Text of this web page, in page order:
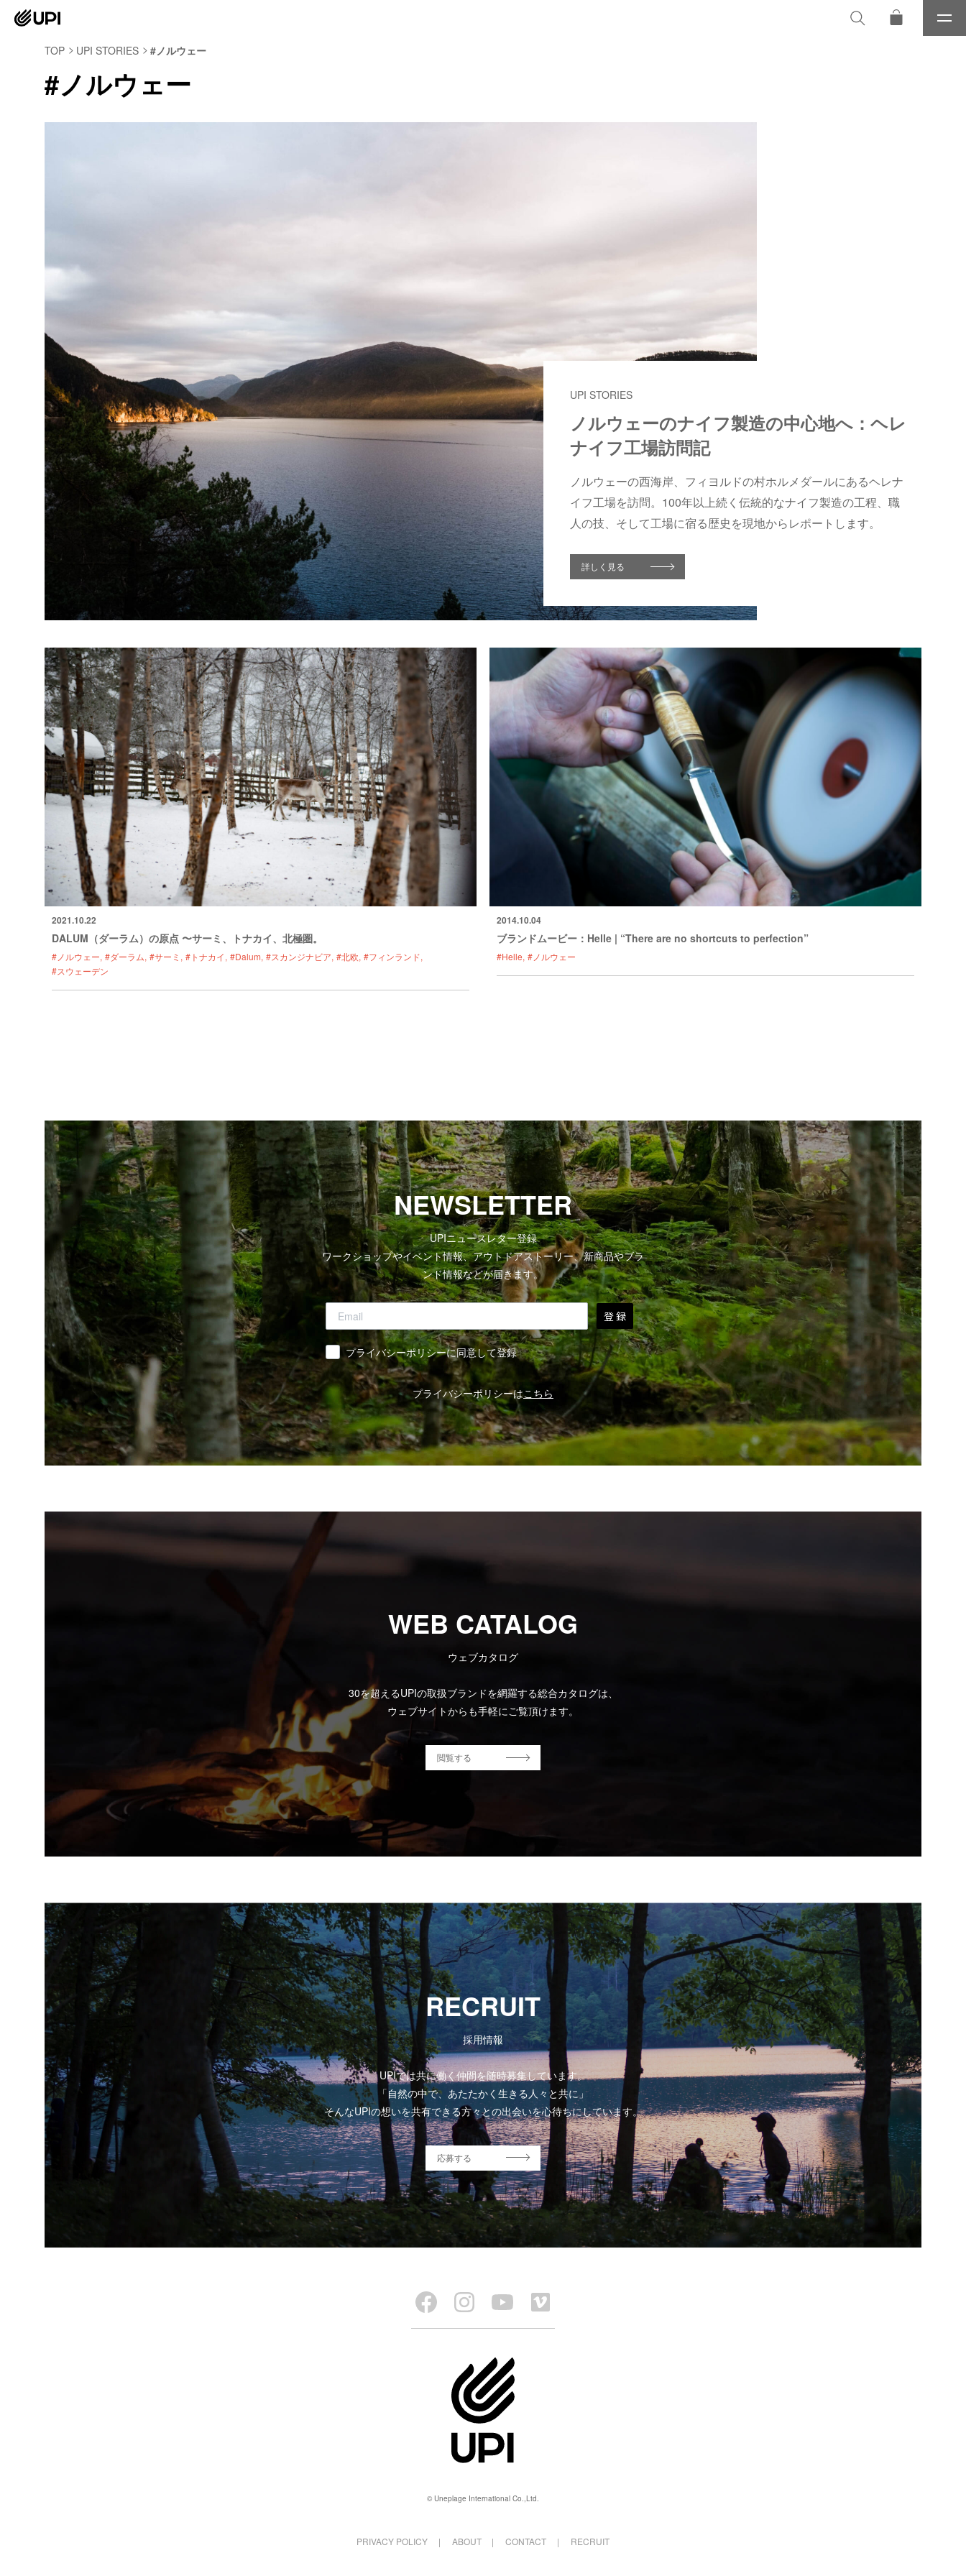
メ
ニ
TOP UPI STORIES #ノルウェー
#ノルウェー
UPI STORIES
ノルウェーのナイフ製造の中心地へ：ヘレ
ナイフ工場訪問記
ノルウェーの西海岸、フィヨルドの村ホルメダールにあるヘレナ
イフ工場を訪問。100年以上続く伝統的なナイフ製造の工程、職
人の技、そして工場に宿る歴史を現地からレポートします。
詳しく見る
2021.10.22
DALUM（ダーラム）の原点 〜サーミ、トナカイ、北極圏。
#ノルウェー #ダーラム #サーミ #トナカイ #Dalum #スカンジナビア #北欧 #フィンランド
#スウェーデン
2014.10.04
ブランドムービー：Helle | “There are no shortcuts to perfection”
#Helle #ノルウェー
NEWSLETTER
UPIニュースレター登録
ワークショップやイベント情報、アウトドアストーリー、新商品やブラ
ンド情報などが届きます。
登 録
同意プライバシーポリシーに同意して登録
プライバシーポリシーはこちら
WEB CATALOG
ウェブカタログ
30を超えるUPIの取扱ブランドを網羅する総合カタログは、
ウェブサイトからも手軽にご覧頂けます。
閲覧する
RECRUIT
採用情報
UPIでは共に働く仲間を随時募集しています。
「自然の中で、あたたかく生きる人々と共に」
そんなUPIの想いを共有できる方々との出会いを心待ちにしています。
応募する
© Uneplage International Co.,Ltd.
PRIVACY POLICY ABOUT CONTACT RECRUIT